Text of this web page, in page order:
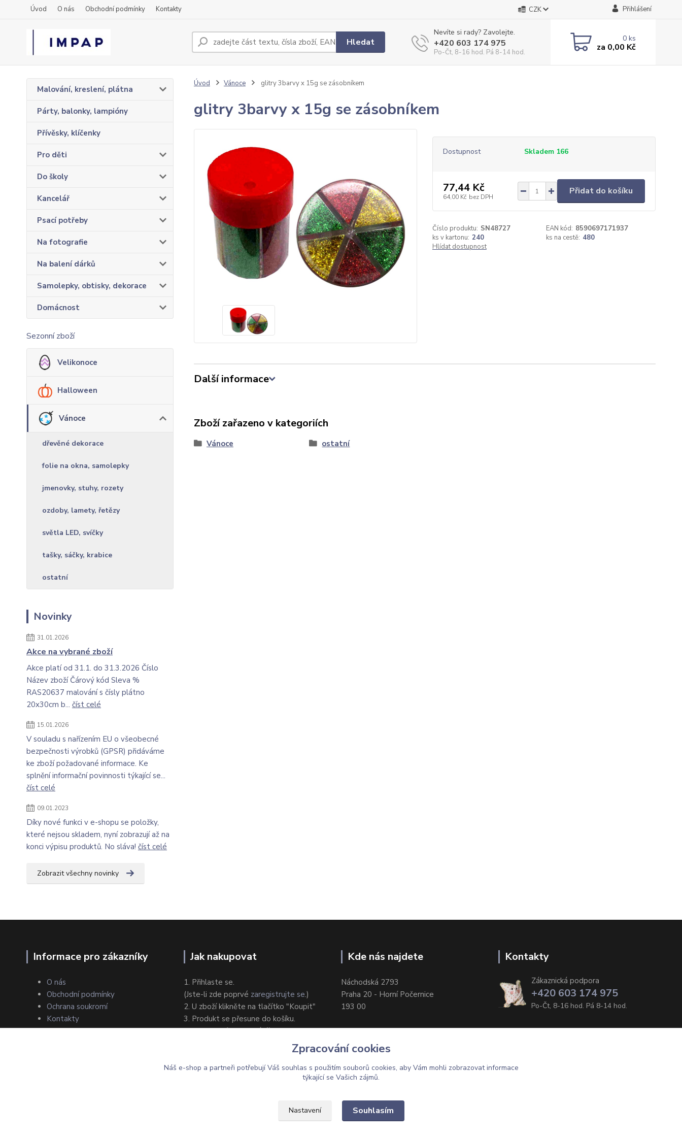
Úvod O nás Obchodní podmínky Kontakty CZK Přihlášení
Hledat
Nevíte si rady? Zavolejte.
+420 603 174 975
Po-Čt, 8-16 hod. Pá 8-14 hod.
0ks
za 0,00 Kč
Malování, kreslení, plátna
Párty, balonky, lampióny
Přívěsky, klíčenky
Pro děti
Do školy
Kancelář
Psací potřeby
Na fotografie
Na balení dárků
Samolepky, obtisky, dekorace
Domácnost
Sezonní zboží
Velikonoce
Halloween
Vánoce
dřevěné dekorace
folie na okna, samolepky
jmenovky, stuhy, rozety
ozdoby, lamety, řetězy
světla LED, svíčky
tašky, sáčky, krabice
ostatní
Novinky
31.01.2026
Akce na vybrané zboží
Akce platí od 31.1. do 31.3.2026 Číslo
Název zboží Čárový kód Sleva %
RAS20637 malování s čísly plátno
20x30cm b... číst celé
15.01.2026
V souladu s nařízením EU o všeobecné
bezpečnosti výrobků (GPSR) přidáváme
ke zboží požadované informace. Ke
splnění informační povinnosti týkající se...
číst celé
09.01.2023
Díky nové funkci v e-shopu se položky,
které nejsou skladem, nyní zobrazují až na
konci výpisu produktů. No sláva! číst celé
Zobrazit všechny novinky
Úvod Vánoce glitry 3barvy x 15g se zásobníkem
glitry 3barvy x 15g se zásobníkem
Dostupnost Skladem 166
77,44 Kč
64,00 Kč bez DPH
Přidat do košíku
Číslo produktu: SN48727 EAN kód: 8590697171937
ks v kartonu: 240 ks na cestě: 480
Hlídat dostupnost
Další informace
Zboží zařazeno v kategoriích
Vánoce ostatní
Informace pro zákazníky
O nás
Obchodní podmínky
Ochrana soukromí
Kontakty
Jak nakupovat
1. Přihlaste se.
(Jste-li zde poprvé zaregistrujte se.)
2. U zboží klikněte na tlačítko "Koupit"
3. Produkt se přesune do košíku.
4. Zvolte způsob dodání/platby.
Kde nás najdete
Náchodská 2793
Praha 20 - Horní Počernice
193 00
Kontakty
Zákaznická podpora
+420 603 174 975
Po-Čt, 8-16 hod. Pá 8-14 hod.
Upravit sběr cookies.
Zpracování cookies
Náš e-shop a partneři potřebují Váš souhlas s použitím souborů cookies, aby Vám mohli zobrazovat informace
týkající se Vašich zájmů.
Nastavení Souhlasím